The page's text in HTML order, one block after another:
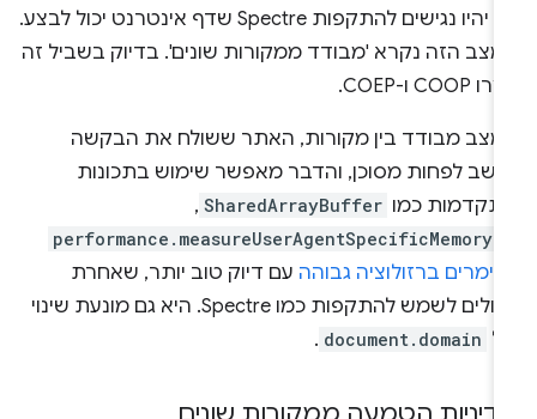
לא יהיו נגישים להתקפות Spectre שדף אינטרנט יכול לבצע.
הזה נקרא 'מבודד ממקורות שונים'. בדיוק בשביל זה
מבודד בין מקורות, האתר ששולח את הבקשה
לפחות מסוכן, והדבר מאפשר שימוש בתכונות
כמו SharedArrayBuffer
,‏
ברזולוציה גבוההעם דיוק טוב יותר, שאחרת
עלולים לשמש להתקפות כמו Spectre. היא גם מונעת שינוי
document.domain
.